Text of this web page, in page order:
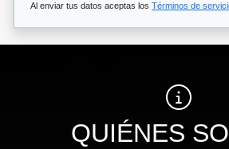
Al enviar tus datos aceptas los Términos de
QUIÉNES